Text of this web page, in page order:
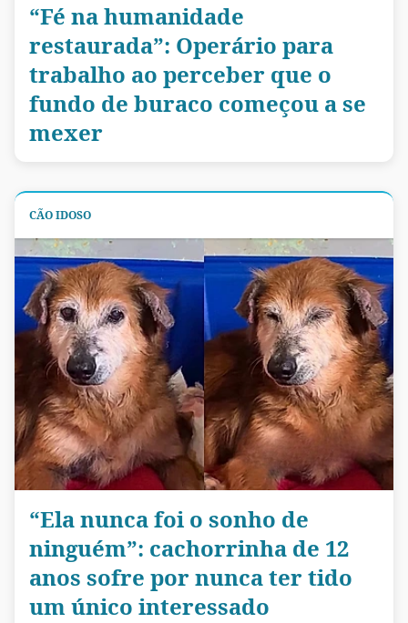
“Fé na humanidade
restaurada”: Operário para
trabalho ao perceber que o
fundo de buraco começou a se
mexer
CÃO IDOSO
“Ela nunca foi o sonho de
ninguém”: cachorrinha de 12
anos sofre por nunca ter tido
um único interessado